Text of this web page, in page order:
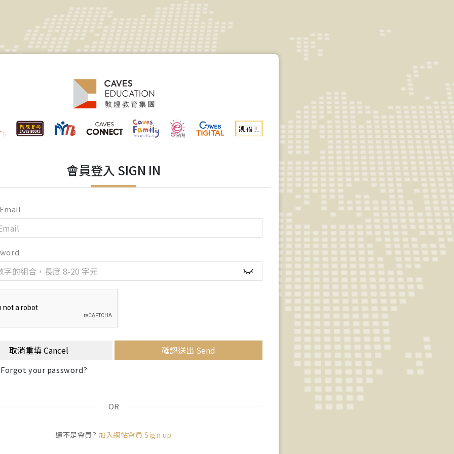
會員登入 SIGN IN
取消重填 Cancel 確認送出 Send
Forgot your password?
OR
還不是會員? 加入網站會員 Sign up